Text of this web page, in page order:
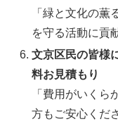
「緑と文化の薫
を守る活動に貢
文京区民の皆様
料お見積もり
「費用がいく
方もご安心くだ